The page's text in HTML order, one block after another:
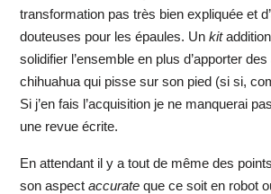
transformation pas très bien expliquée et
douteuses pour les épaules. Un kit
solidifier l’ensemble en plus d’apporter
chihuahua qui pisse sur son pied (si si,
Si j’en fais l’acquisition je ne manquerai
une revue écrite.
En attendant il y a tout de même des
son aspect accurateque ce soit en robot